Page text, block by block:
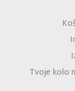
Tvoje kolo